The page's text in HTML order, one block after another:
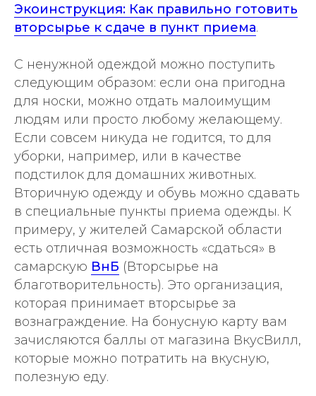
Экоинструкция: Как правильно готовить
вторсырье к сдаче в пункт приема.
С ненужной одеждой можно поступить
следующим образом: если она пригодна
для носки, можно отдать малоимущим
людям или просто любому желающему.
Если совсем никуда не годится, то для
уборки, например, или в качестве
подстилок для домашних животных.
Вторичную одежду и обувь можно сдавать
в специальные пункты приема одежды. К
примеру, у жителей Самарской области
есть отличная возможность «сдаться» в
самарскую ВнБ (Вторсырье на
благотворительность). Это организация,
которая принимает вторсырье за
вознаграждение. На бонусную карту вам
зачисляются баллы от магазина ВкусВилл,
которые можно потратить на вкусную,
полезную еду.